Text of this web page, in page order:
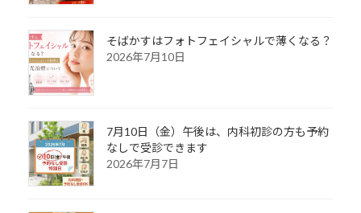
そばかすはフォトフェイシャルで薄くなる？
2026年7月10日
7月10日（金）午後は、内科初診の方も予約
なしで受診できます
2026年7月7日